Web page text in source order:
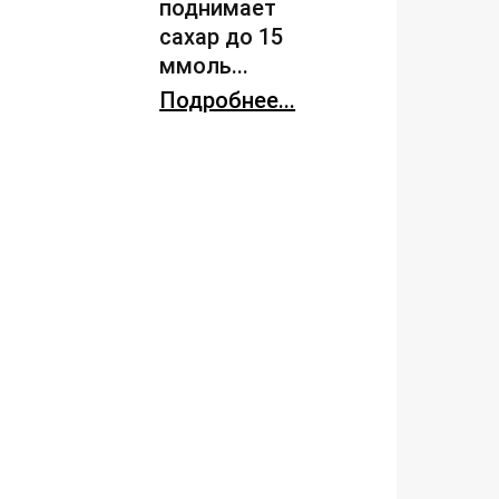
поднимает
сахар до 15
ммоль...
Подробнее...